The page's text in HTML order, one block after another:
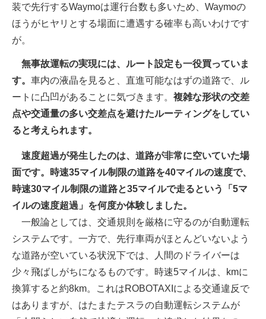
装で先行するWaymoは運行台数も多いため、Waymoの
ほうがヒヤリとする場面に遭遇する確率も高いわけです
が。
無事故運転の実現には、ルート設定も一役買っていま
す。 車内の液晶を見ると、直進可能なはずの道路で、ル
ートに凸凹があることに気づきます。 複雑な形状の交差
点や交通量の多い交差点を避けたルーティングをしてい
ると考えられます。
速度超過が発生したのは、道路が非常に空いていた場
面です。時速35マイル制限の道路を40マイルの速度で、
時速30マイル制限の道路と35マイルで走るという「5マ
イルの速度超過」を何度か体験しました。
一般論としては、交通規則を厳格に守るのが自動運転
システムです。一方で、先行車両がほとんどいないよう
な道路が空いている状況下では、人間のドライバーは
少々飛ばしがちになるものです。時速5マイルは、kmに
換算すると約8km。これはROBOTAXIによる交通違反で
はありますが、はたまたテスラの自動運転システムが